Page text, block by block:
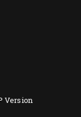
Version